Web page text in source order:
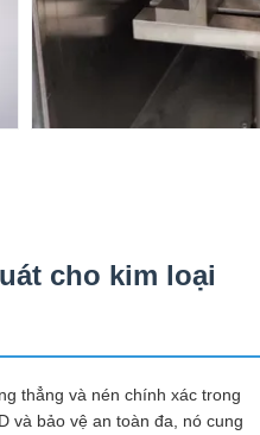
cho kim loại
thẳng và nén chính xác trong
và bảo vệ an toàn đa, nó cung